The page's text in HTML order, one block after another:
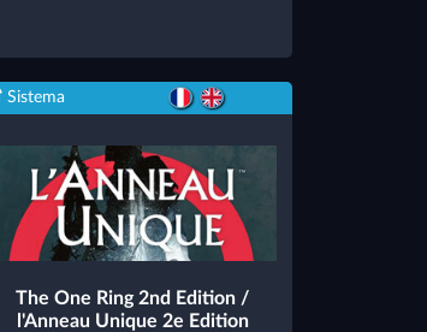
Sistema
The One Ring 2nd Edition /
l'Anneau Unique 2e Edition